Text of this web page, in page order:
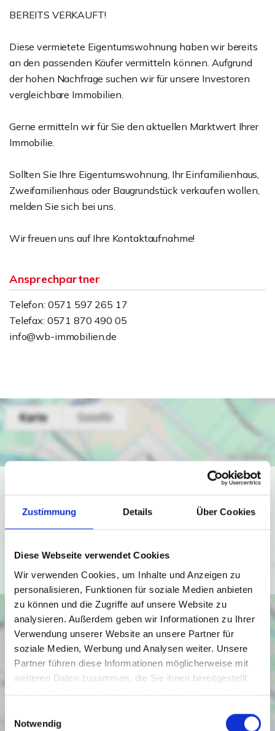
Zustimmung Details Über Cookies
Diese Webseite verwendet Cookies
Wir verwenden Cookies, um Inhalte und Anzeigen zu
personalisieren, Funktionen für soziale Medien anbieten
zu können und die Zugriffe auf unsere Website zu
analysieren. Außerdem geben wir Informationen zu Ihrer
Verwendung unserer Website an unsere Partner für
soziale Medien, Werbung und Analysen weiter. Unsere
Partner führen diese Informationen möglicherweise mit
weiteren Daten zusammen, die Sie ihnen bereitgestellt
haben oder die sie im Rahmen Ihrer Nutzung der Dienste
Notwendig
BEREITS VERKAUFT!
Diese vermietete Eigentumswohnung haben wir bereits
an den passenden Käufer vermitteln können. Aufgrund
der hohen Nachfrage suchen wir für unsere Investoren
vergleichbare Immobilien.
Gerne ermitteln wir für Sie den aktuellen Marktwert Ihrer
Immobilie.
Sollten Sie Ihre Eigentumswohnung, Ihr Einfamilienhaus,
Zweifamilienhaus oder Baugrundstück verkaufen wollen,
melden Sie sich bei uns.
Wir freuen uns auf Ihre Kontaktaufnahme!
Ansprechpartner
Telefon: 0571 597 265 17
Telefax: 0571 870 490 05
info@wb-immobilien.de
Ich bin damit einverstanden, dass mir Karten von Google
Datenschutzbedingungen von Google
(https://policies.google.com/privacy).